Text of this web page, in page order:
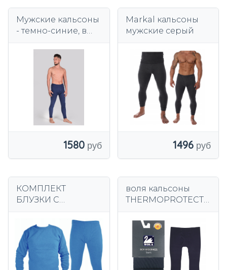
Мужские кальсоны
- темно-синие, в
1580
Markal кальсоны
мужские серый
1496
КОМПЛЕКТ
БЛУЗКИ С
РУКАВОМ,
МУЖСКИЕ
УТЕПЛЕННЫЕ
ТЕРМОДЛИННЫЕ
КУРТКИ
воля кальсоны
THERMOPROTECT